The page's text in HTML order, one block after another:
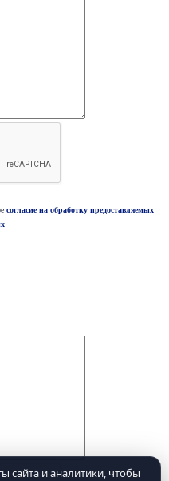
сайта и аналитики, чтобы
согласие на обработку предоставляемых